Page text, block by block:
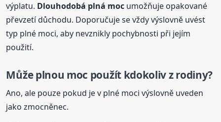
výplatu. Dlouhodobá plná moc umožňuje opakované
převzetí důchodu. Doporučuje se vždy výslovně uvést
typ plné moci, aby nevznikly pochybnosti při jejím
použití.
Může plnou moc použít kdokoliv z rodiny?
Ano, ale pouze pokud je v plné moci výslovně uveden
jako zmocněnec.